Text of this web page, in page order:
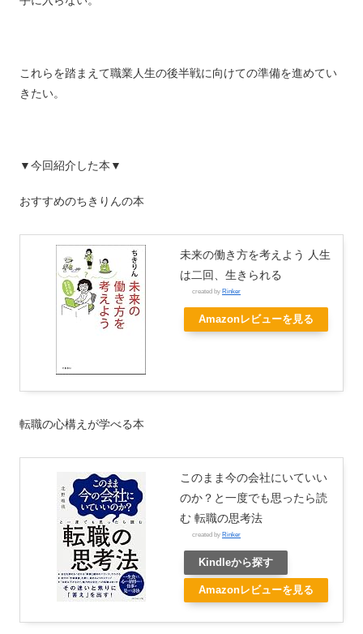
これらを踏まえて職業人生の後半戦に向けての準備を進めてい
きたい。
▼今回紹介した本▼
おすすめのちきりんの本
未来の働き方を考えよう 人生
は二回、生きられる
created by Rinker
Amazonレビューを見る
転職の心構えが学べる本
このまま今の会社にいていい
のか？と一度でも思ったら読
む 転職の思考法
created by Rinker
Kindleから探す
Amazonレビューを見る